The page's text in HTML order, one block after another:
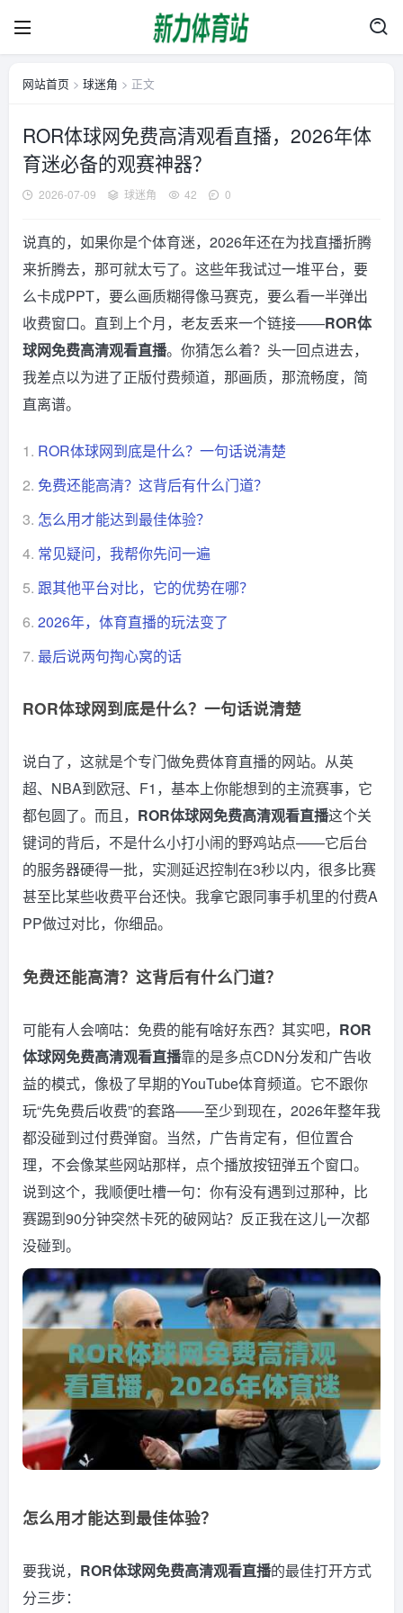
网站首页 > 球迷角 > 正文
ROR体球网免费高清观看直播，2026年体
育迷必备的观赛神器？
2026-07-09 球迷角 42 0
说真的，如果你是个体育迷，2026年还在为找直播折腾
来折腾去，那可就太亏了。这些年我试过一堆平台，要
么卡成PPT，要么画质糊得像马赛克，要么看一半弹出
收费窗口。直到上个月，老友丢来一个链接——ROR体
球网免费高清观看直播。你猜怎么着？头一回点进去，
我差点以为进了正版付费频道，那画质，那流畅度，简
直离谱。
1. ROR体球网到底是什么？一句话说清楚
2. 免费还能高清？这背后有什么门道？
3. 怎么用才能达到最佳体验？
4. 常见疑问，我帮你先问一遍
5. 跟其他平台对比，它的优势在哪？
6. 2026年，体育直播的玩法变了
7. 最后说两句掏心窝的话
ROR体球网到底是什么？一句话说清楚
说白了，这就是个专门做免费体育直播的网站。从英
超、NBA到欧冠、F1，基本上你能想到的主流赛事，它
都包圆了。而且， ROR体球网免费高清观看直播这个关
键词的背后，不是什么小打小闹的野鸡站点——它后台
的服务器硬得一批，实测延迟控制在3秒以内，很多比赛
甚至比某些收费平台还快。我拿它跟同事手机里的付费A
PP做过对比，你细品。
免费还能高清？这背后有什么门道？
可能有人会嘀咕：免费的能有啥好东西？其实吧， ROR
体球网免费高清观看直播靠的是多点CDN分发和广告收
益的模式，像极了早期的YouTube体育频道。它不跟你
玩“先免费后收费”的套路——至少到现在，2026年整年我
都没碰到过付费弹窗。当然，广告肯定有，但位置合
理，不会像某些网站那样，点个播放按钮弹五个窗口。
说到这个，我顺便吐槽一句：你有没有遇到过那种，比
赛踢到90分钟突然卡死的破网站？反正我在这儿一次都
没碰到。
怎么用才能达到最佳体验？
要我说， ROR体球网免费高清观看直播的最佳打开方式
分三步：